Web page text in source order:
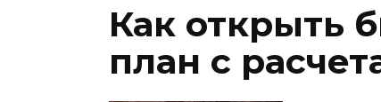
Как открыть
план с